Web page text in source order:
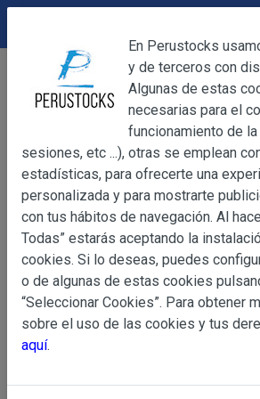
Alimentación
Platos
Sopa Maggi Sancocho 60g
OBJETO
Información
Básica
sobre
de Datos
OBJETO
Las presentes Condiciones
web www.perustocks.es, del
YACARINE (en adelante,
La adquisición de cualesquiera
DEVOLUCIONES
En Perustocks
y de terceros con
Algunas de estas
necesarias para el
funcionamiento de
sesiones, etc ...), otras se emplean
estadísticas, para ofrecerte una
personalizada y para mostrarte
con tus hábitos de navegación. Al
Todas” estarás aceptando la
cookies. Si lo deseas, puedes
o de algunas de estas cookies
“Seleccionar Cookies”. Para obtener
sobre el uso de las cookies y tus
aquí.